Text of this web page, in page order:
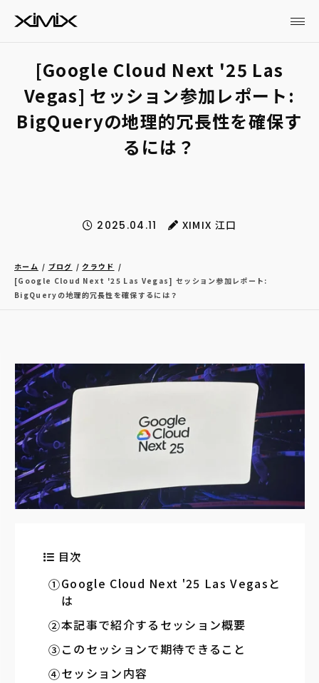
[Google Cloud Next '25 Las
Vegas] セッション参加レポート:
BigQueryの地理的冗長性を確保す
るには？
2025.04.11 XIMIX 江口
ホーム ブログ
クラウド
[Google Cloud Next '25 Las Vegas] セッション参加レポート:
BigQueryの地理的冗長性を確保するには？
目次
Google Cloud Next '25 Las Vegasと
は
本記事で紹介するセッション概要
このセッションで期待できること
セッション内容